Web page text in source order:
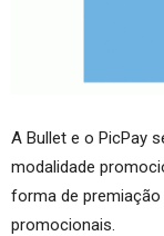
A Bullet e o PicPay
modalidade
forma de
promocionais.